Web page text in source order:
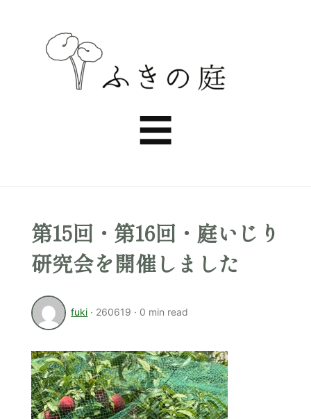
ふ
☰
第15回・第16回・庭いじり
研究会を開催しました
fuki · 260619 · 0 min read